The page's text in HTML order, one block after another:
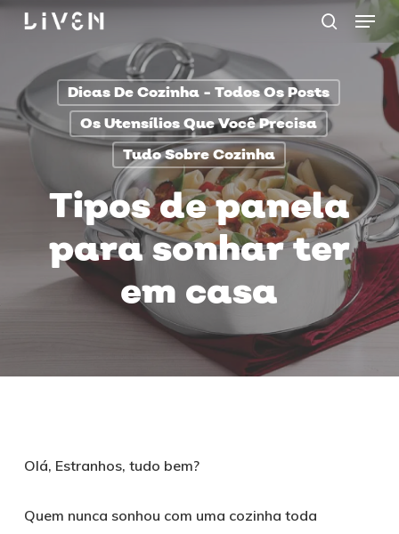
Skip
content
procurar
Menu
Dicas De Cozinha - Todos Os Posts
Os Utensílios Que Você Precisa
Tudo Sobre Cozinha
Tipos de panela
para sonhar ter
em casa
Olá, Estranhos, tudo bem?
Quem nunca sonhou com uma cozinha toda